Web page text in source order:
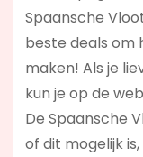
Spaansche
beste deals om
maken! Als je
kun je op de
De Spaansche
of dit mogelijk